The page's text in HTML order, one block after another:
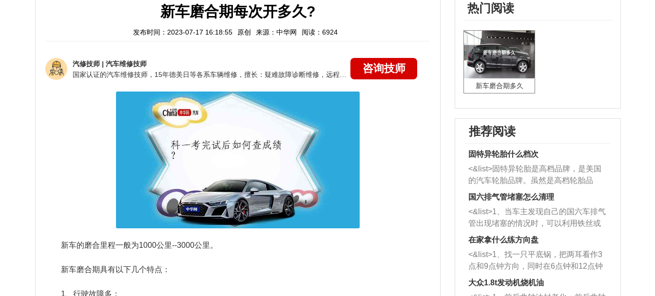
新车磨合期每次开多久?
发布时间：2023-07-17 16:18:55 原创 来源：中华网 阅读：6924
汽修技师 | 汽车维修技师
咨询技师
新车的磨合里程一般为1000公里--3000公里。
新车磨合期具有以下几个特点：
1、行驶故障多：
热门阅读
新车磨合期多久
推荐阅读
固特异轮胎什么档次
<&list>固特异轮胎是高档品牌，是美国
的汽车轮胎品牌。虽然是高档轮胎品
牌，但是中高低端的轮胎都有生产，这
也是为了更好的开拓市场。
国六排气管堵塞怎么清理
<&list>1、当车主发现自己的国六车排气
管出现堵塞的情况时，可以利用铁丝或
者是细棍，直接将杂物给取出来，如果
堵塞情况比较严重，也可以采取应急措
施。 <&list>2、直接利用木棍将所有的
杂物推到排气管里面的位置处，然后将
三元催化器拆解开，就可以将堵塞的东
西取出来。但如果是因为积碳过多引起
在家拿什么练方向盘
<&list>1、找一只平底锅，把两耳看作3
点和9点钟方向，同时在6点钟和12点钟
方向做一个标记。 <&list>2、双手握住
大众1.8t发动机烧机油